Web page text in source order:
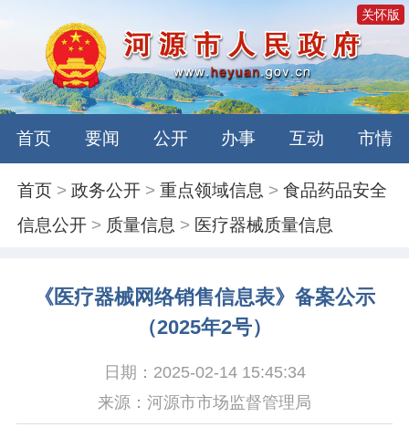
关怀版
首页 要闻 公开 办事 互动 市情
首页 >政务公开 >重点领域信息 >食品药品安全
信息公开 > 质量信息 > 医疗器械质量信息
《医疗器械网络销售信息表》备案公示
（2025年2号）
日期：2025-02-14 15:45:34
来源：河源市市场监督管理局